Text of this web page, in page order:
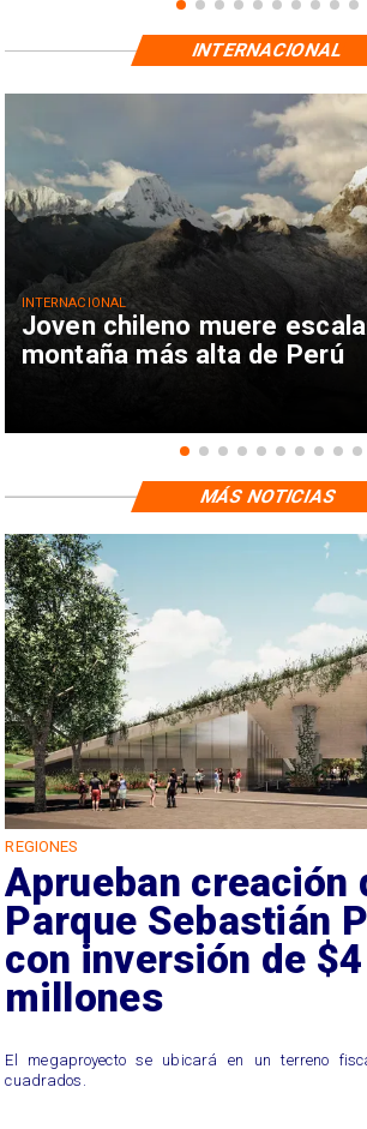
Joven chileno muere
montaña más alta de Perú
INTERNACIONAL
INTERNACIONAL
REGIONES
Aprueban creación
Parque Sebastián
con inversión de
millones
El megaproyecto se ubicará en un terreno
cuadrados.
MÁS NOTICIAS